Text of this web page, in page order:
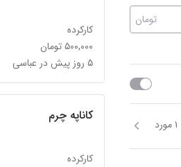
تومان
۱ مورد
کارکرده
۵۰۰,۰۰۰ تومان
۵ روز پیش در عباسی
کاناپه چرم
کارکرده